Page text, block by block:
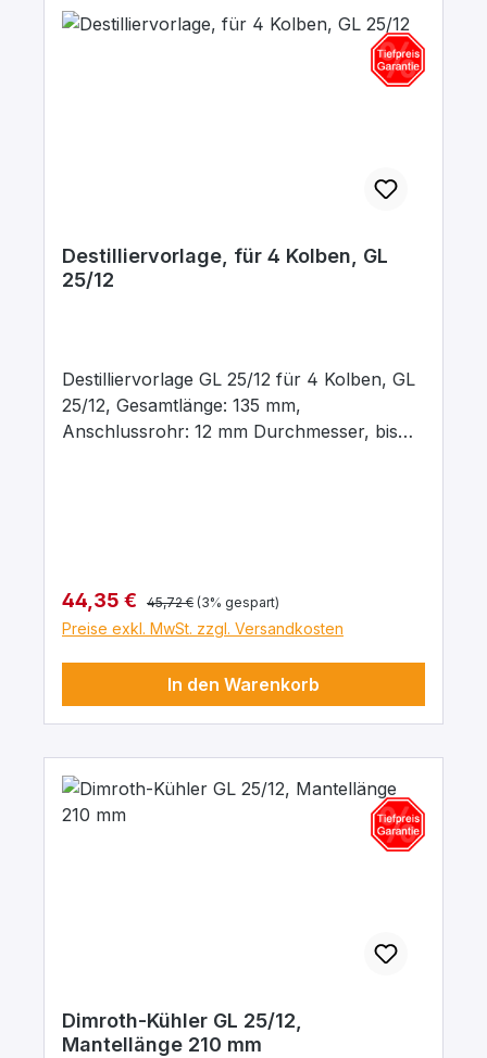
Destilliervorlage, für 4 Kolben, GL
25/12
Destilliervorlage GL 25/12 für 4 Kolben, GL
25/12, Gesamtlänge: 135 mm,
Anschlussrohr: 12 mm Durchmesser, bis
Verkaufspreis:
44,35 € Regulärer Preis:
45,72 € (3% gespart)
Preise exkl. MwSt. zzgl. Versandkosten
In den Warenkorb
Dimroth-Kühler GL 25/12,
Mantellänge 210 mm